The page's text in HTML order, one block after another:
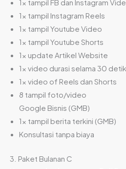
1x tampil FB dan Instagram
1x tampil Instagram Reels
1x tampil Youtube Video
1x tampil Youtube Shorts
1x update Artikel Website
1x video durasi selama 30 detik
1x video of Reels dan Shorts
8 tampil foto/video
Google Bisnis (GMB)
1x tampil berita terkini (GMB)
Konsultasi tanpa biaya
3. Paket Bulanan C